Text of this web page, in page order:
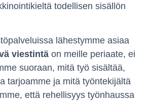
todellisen sisällön
lähestymme asiaa
viestintä on meille periaate, ei
suoraan, mitä työ sisältää,
tarjoamme ja mitä työntekijältä
että rehellisyys työnhaussa